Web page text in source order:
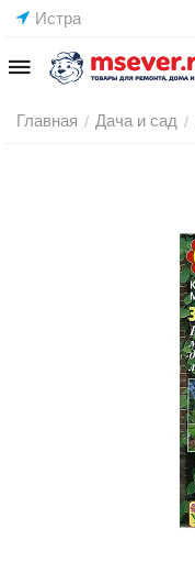
Истра
Главная / Дача и сад /